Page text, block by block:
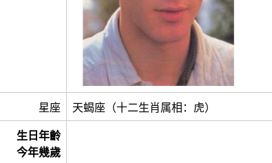
星座 天蝎座（十二生肖属相：虎）
生日年齡
今年幾歲